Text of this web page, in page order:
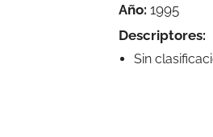
Año: 1995
Descriptores:
Sin